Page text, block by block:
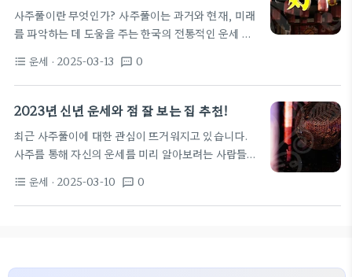
을 보냈습니다. 이로 인해 점집에 대한 관심이 더욱 높
아졌는데요! 상담을 통해 문제를 해결하고 싶은 사람
들이 늘어나며, 점잘보는집에 대한 검색이 증가했습
사주풀이란 무엇인가? 사주풀이는 과거와 현재, 미래
를 파악하는 데 도움을 주는 한국의 전통적인 운세 풀
람의 성격과 운세를 분석할 수 있습니다. 이러한 사주
풀이는 단순한 점쟁이의 한 마디가 아니라, 우리의 인
생 길잡이 역할을 할 수 있습니다. 인생의 갈림길에서
고민하고 있다면? 막막한 선택의 순간, 믿을만한 점잘
보는집에서 상담을 받았다면, 좀 더 명확한 방향을 잡
을 수 있을지도 모릅니다. 불확실한 미래에 대해 전화
format_list_bulleted 운세 · 2025-03-13 textsms 0
2023년 신년 운세와 점 잘 보는 집 추천!
최근 사주풀이에 대한 관심이 뜨거워지고 있습니다.
사주를 통해 자신의 운세를 미리 알아보려는 사람들이
요가 증가하고 있습니다. 특히 신년이 다가오면서 신
년운세를 미리 알고 싶어 하는 분들은 더욱 많죠. 사주
format_list_bulleted 운세 · 2025-03-10 textsms 0